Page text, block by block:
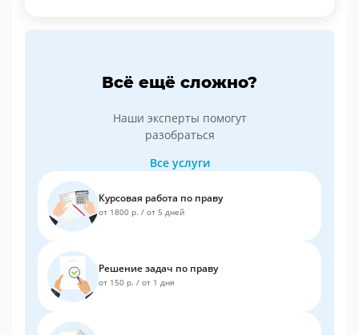
Всё ещё сложно?
Наши эксперты помогут
разобраться
Все услуги
Курсовая работа по праву
от 1800 р. / от 5 дней
Решение задач по праву
от 150 р. / от 1 дня